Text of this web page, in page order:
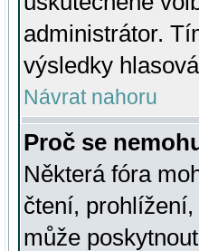
administrátor.
výsledky
Návrat nahoru
Proč se
Některá fóra
čtení,
může